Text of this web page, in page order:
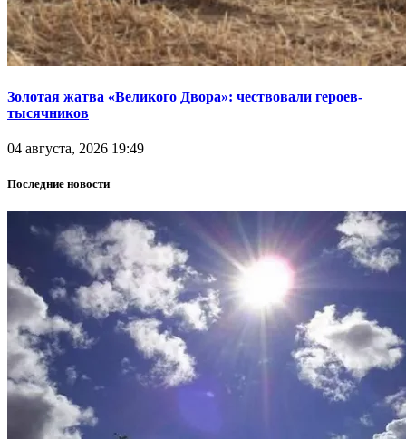
Золотая жатва «Великого Двора»: чествовали героев-
тысячников
04 августа, 2026 19:49
Последние новости